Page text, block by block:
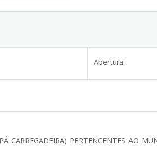
Abertura:
CARREGADEIRA) PERTENCENTES AO